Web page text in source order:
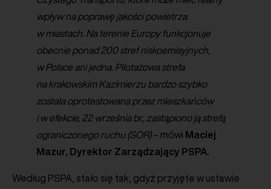
wpływ na poprawę jakości powietrza
w miastach. Na terenie Europy funkcjonuje
obecnie ponad 200 stref niskoemisyjnych,
w Polsce ani jedna. Pilotażowa strefa
na krakowskim Kazimierzu bardzo szybko
została oprotestowana przez mieszkańców
i w efekcie, 22 września br., zastąpiono ją strefą
ograniczonego ruchu (SOR)– mówi Maciej
Mazur, Dyrektor Zarządzający PSPA.
Według PSPA, stało się tak, gdyż przyjęte w ustawie